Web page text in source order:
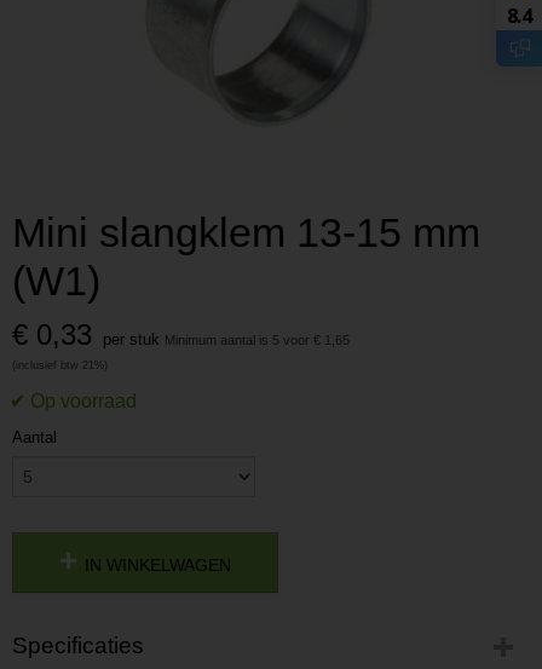
Mini slangklem 13-15 mm
(W1)
€ 0,33 per stuk Minimum aantal is 5 voor € 1,65
Aantal
IN WINKELWAGEN
Specificaties
8.4